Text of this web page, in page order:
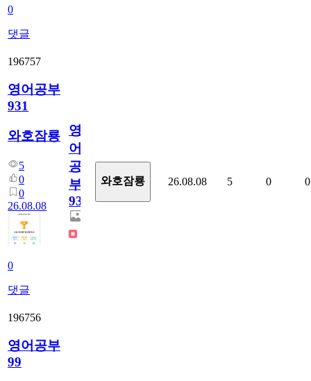
0
댓글
196757
영어공부
931
와호잠룡
5
0
0
26.08.08
0
댓글
영
어
공
부
931
와호잠룡 26.08.08 5 0 0
196756
영어공부
99